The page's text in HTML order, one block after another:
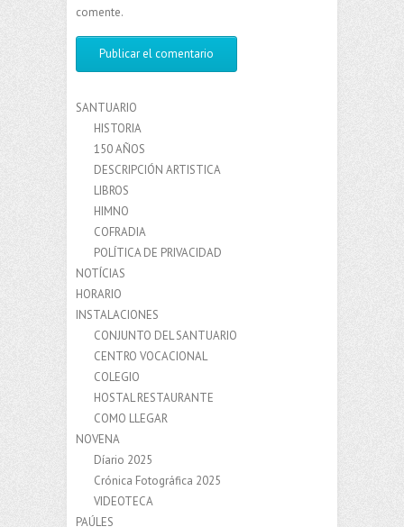
comente.
SANTUARIO
HISTORIA
150 AÑOS
DESCRIPCIÓN ARTISTICA
LIBROS
HIMNO
COFRADIA
POLÍTICA DE PRIVACIDAD
NOTÍCIAS
HORARIO
INSTALACIONES
CONJUNTO DEL SANTUARIO
CENTRO VOCACIONAL
COLEGIO
HOSTAL RESTAURANTE
COMO LLEGAR
NOVENA
Díario 2025
Crónica Fotográfica 2025
VIDEOTECA
PAÚLES